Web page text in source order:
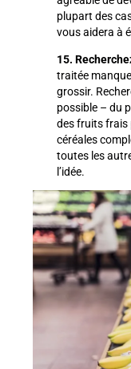
plupart des
vous aidera à
15.
traitée
grossir.
possible – du
des fruits frais
céréales
toutes les
l’idée.